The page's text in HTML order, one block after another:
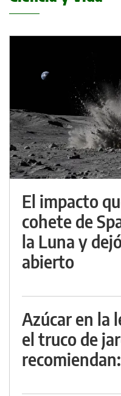
El impacto
cohete de
la Luna y
abierto
Azúcar en la
el truco de